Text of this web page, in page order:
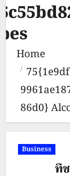
Home
86d0}
Business
ทิ